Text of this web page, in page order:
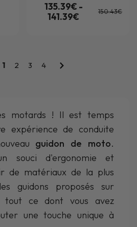
135.39€ -
141.39€
150.43€
1 2 3 4
motards ! Il est temps
expérience de conduite
guidon de moto.
souci d'ergonomie et
de matériaux de la plus
guidons proposés sur
tout ce dont vous avez
une touche unique à